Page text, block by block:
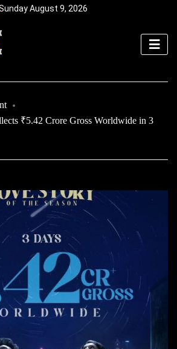
August 9, 2026
₹5.42 Crore Gross Worldwide in 3